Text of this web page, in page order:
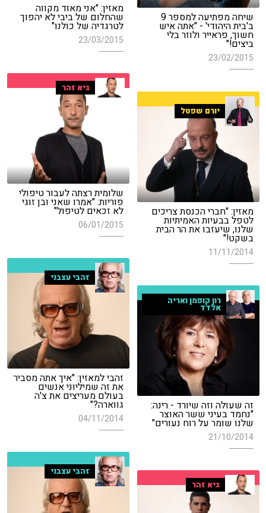
מאזין: "אני מאוד מקווה
שהחלום של ביבי לא יהפוך
לטרגדיה של כולנו"
23/03/2015
שיחה מפתיעה למספר 9
ב'בית היהודי' - "אתה איש
חשוך, פראייר ולוזר בלי
ביצים!"
23/02/2015
גיא זהר
שלומית רצתה לעבור טיפולי
פוריות: "אמרו שאני ובן זוגי
לא זכאים לטיפול"
06/01/2015
יורם שפטל
מאזין: "חברי הכנסת צריכים
לטפל בבעיות האמיתיות
שלנו, שיעזבו את הר הבית
בשקט!"
11/11/2014
זהבי עצבני
זהבי למאזין: "איך אתה מסביר
את זה שמיליוני אנשים
בעולם מעריצים את צ'ה
גווארה?"
04/11/2014
רון קופמן ואריה
אלדד
זה שעולה וזה שיורד - רינה:
"נחמד בעיני ששר האוצר
שלנו שומר על רוח נעורים"
21/10/2014
זהבי עצבני
גיא זהר